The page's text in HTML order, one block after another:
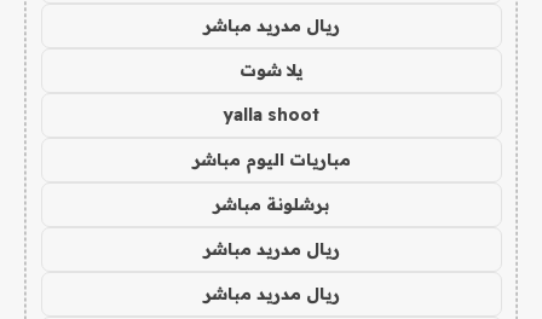
ريال مدريد مباشر
يلا شوت
yalla shoot
مباريات اليوم مباشر
برشلونة مباشر
ريال مدريد مباشر
ريال مدريد مباشر